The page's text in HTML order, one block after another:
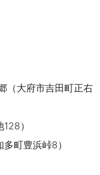
（大府市吉田町正右
）
町豊浜峠8）